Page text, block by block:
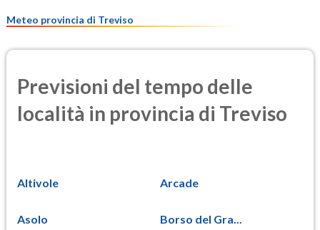
Meteo provincia di Treviso
Previsioni del tempo delle
località in provincia di Treviso
Altivole Arcade
Asolo Borso del Gra...